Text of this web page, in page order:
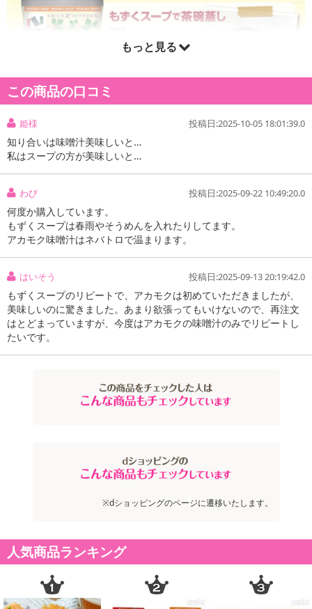
もっと見る
この商品の口コミ
姫様 投稿日:2025-10-05 18:01:39.0
知り合いは味噌汁美味しいと…
私はスープの方が美味しいと…
わび 投稿日:2025-09-22 10:49:20.0
何度か購入しています。
もずくスープは春雨やそうめんを入れたりしてます。
アカモク味噌汁はネバトロで温まります。
はいそう 投稿日:2025-09-13 20:19:42.0
もずくスープのリピートで、アカモクは初めていただきましたが、
美味しいのに驚きました。あまり欲張ってもいけないので、再注文
はとどまっていますが、今度はアカモクの味噌汁のみでリピートし
たいです。
※dショッピングのページに遷移いたします。
人気商品ランキング